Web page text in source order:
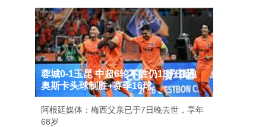
蓉城0-1玉昆 中超6轮不胜仍13分领跑
奥斯卡头球制胜+赛季16球
阿根廷媒体：梅西父亲已于7日晚去世，享年
68岁